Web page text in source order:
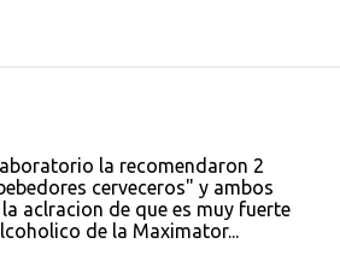
la recomendaron 2
cerveceros" y ambos
aclracion de que es muy fuerte
de la Maximator...